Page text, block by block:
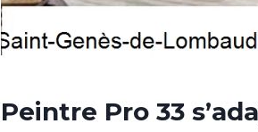
Peintre Pro 33